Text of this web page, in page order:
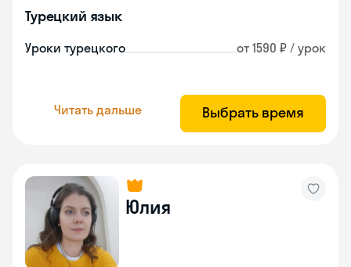
Турецкий язык
Уроки турецкого от 1590 ₽ / урок
Читать дальше Выбрать время
Юлия